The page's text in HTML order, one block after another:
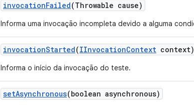
invocationFailed(Throwable cause)
Informa uma invocação incompleta devido a alguma
invocationStarted(IInvocationContext context)
Informa o início da invocação do teste.
setAsynchronous(boolean asynchronous)